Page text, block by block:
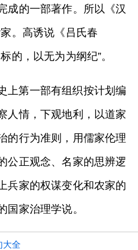
成的一部著作。所以《汉
。高诱说《吕氏春
的，以无为为纲纪”。
上第一部有组织按计划编
人情，下观地利，以道家
的行为准则，用儒家伦理
公正观念、名家的思辨逻
兵家的权谋变化和农家的
国家治理学说。
大全